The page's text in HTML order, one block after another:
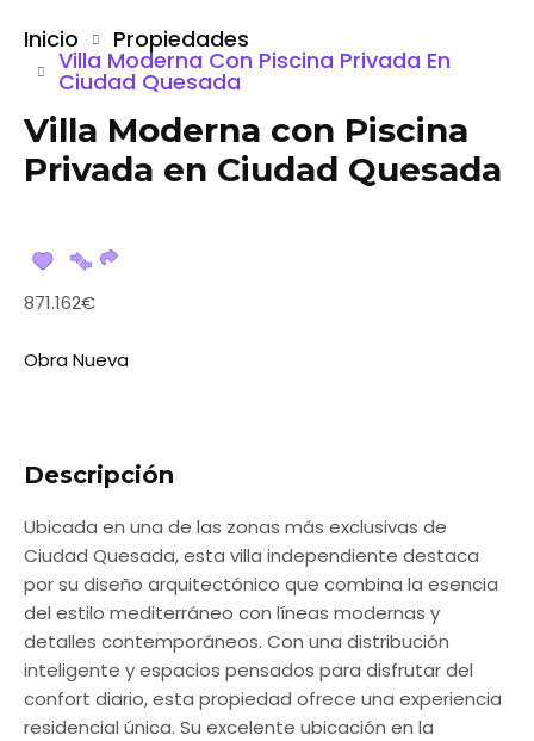
Inicio Propiedades
Villa Moderna Con Piscina Privada En
Ciudad Quesada
Villa Moderna con Piscina
Privada en Ciudad Quesada
871.162€
Obra Nueva
Descripción
Ubicada en una de las zonas más exclusivas de
Ciudad Quesada, esta villa independiente destaca
por su diseño arquitectónico que combina la esencia
del estilo mediterráneo con líneas modernas y
detalles contemporáneos. Con una distribución
inteligente y espacios pensados para disfrutar del
confort diario, esta propiedad ofrece una experiencia
residencial única. Su excelente ubicación en la